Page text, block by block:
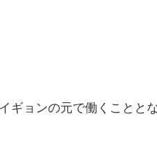
ョンの元で働くこととな